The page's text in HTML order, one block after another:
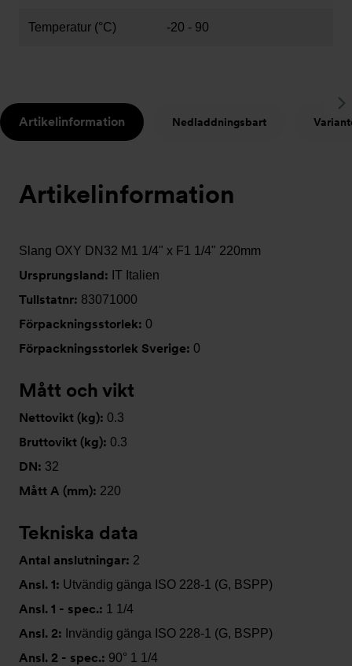
Temperatur (°C) -20 - 90
Artikelinformation Nedladdningsbart
Artikelinformation
Slang OXY DN32 M1 1/4" x F1 1/4" 220mm
Ursprungsland: IT Italien
Tullstatnr: 83071000
Förpackningsstorlek: 0
Förpackningsstorlek Sverige: 0
Mått och vikt
Nettovikt (kg): 0.3
Bruttovikt (kg): 0.3
DN: 32
Mått A (mm): 220
Tekniska data
Antal anslutningar: 2
Ansl. 1: Utvändig gänga ISO 228-1 (G, BSPP)
Ansl. 1 - spec.: 1 1/4
Ansl. 2: Invändig gänga ISO 228-1 (G, BSPP)
Ansl. 2 - spec.: 90° 1 1/4